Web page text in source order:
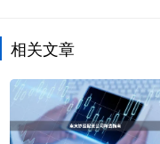
相关文章